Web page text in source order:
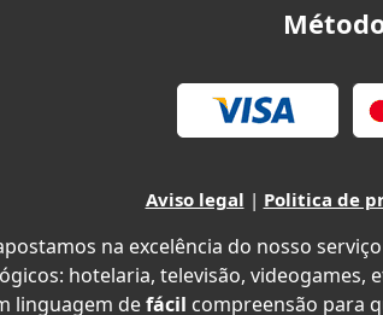
Aviso legal | Politica de
na excelência do nosso
hotelaria, televisão,
linguagem defácil compreensão para